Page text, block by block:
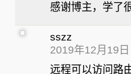
感谢博主，学了
sszz
2019年12月19
远程可以访问路